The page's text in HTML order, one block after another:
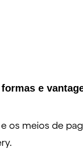
e
meios de